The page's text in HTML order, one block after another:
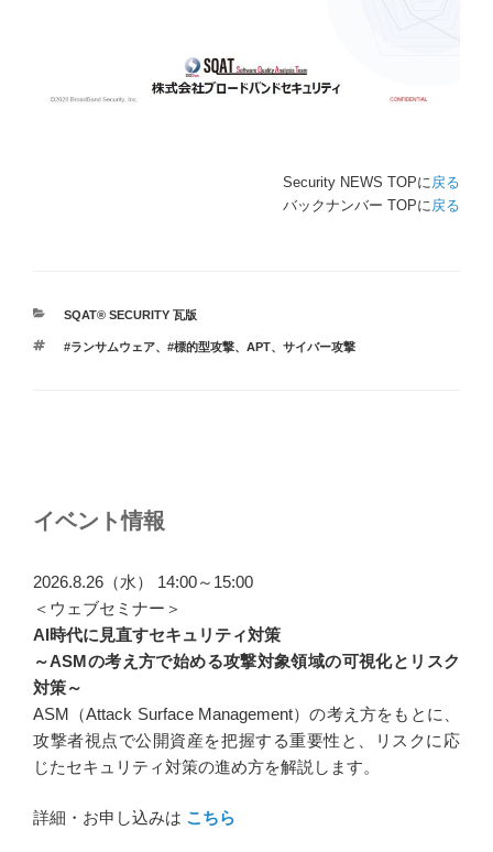
Security NEWS TOPに 戻る
バックナンバー TOPに 戻る
カ
ゴ
SQAT® SECURITY 瓦版
タ
#ランサムウェア、 #標的型攻撃、 APT、 サイバー攻撃
ナ
ゲ
ー
シ
ョ
ン
イベント情報
2026.8.26（水） 14:00～15:00
＜ウェブセミナー＞
AI時代に見直すセキュリティ対策
～ASMの考え方で始める攻撃対象領域の可視化とリスク
対策～
ASM（Attack Surface Management）の考え方をもとに、
攻撃者視点で公開資産を把握する重要性と、リスクに応
じたセキュリティ対策の進め方を解説します。
詳細・お申し込みは こちら